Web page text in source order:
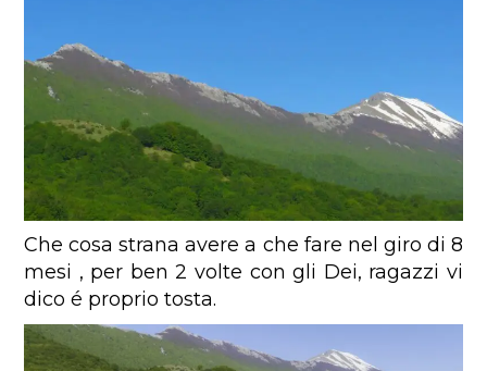
Che cosa strana avere a che fare nel giro di 8
mesi , per ben 2 volte con gli Dei, ragazzi vi
dico é proprio tosta.